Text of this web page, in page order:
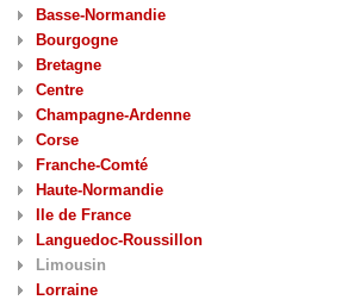
Basse-Normandie
Bourgogne
Bretagne
Centre
Champagne-Ardenne
Corse
Franche-Comté
Haute-Normandie
Ile de France
Languedoc-Roussillon
Limousin
Lorraine